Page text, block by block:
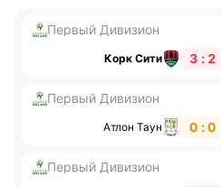
Первый Дивизион
Корк Сити 3 : 2
Первый Дивизион
Атлон Таун 0 : 0
Первый Дивизион